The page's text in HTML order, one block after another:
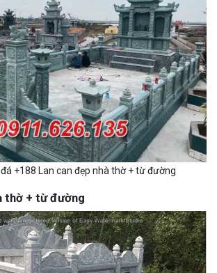
+188 Lan can đẹp nhà thờ + từ đường
thờ + từ đường